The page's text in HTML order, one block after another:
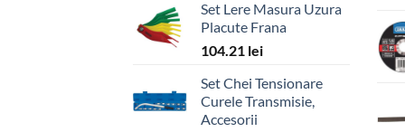
Set Lere Masura Uzura
Placute Frana
104.21 lei
Set Chei Tensionare
Curele Transmisie,
Accesorii